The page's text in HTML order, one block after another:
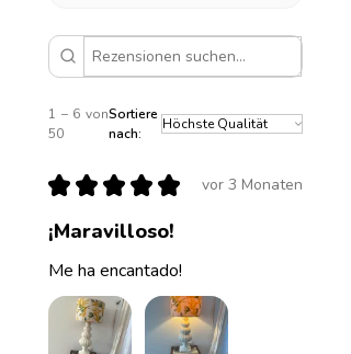
1 – 6 von
50
Sortiere
nach:
★ ★ ★ ★ ★ vor 3 Monaten
¡Maravilloso!
Me ha encantado!